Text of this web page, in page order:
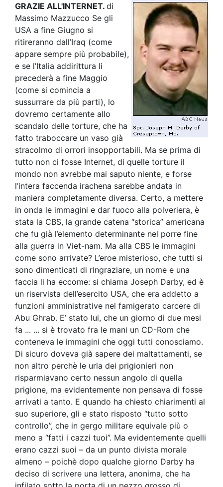
GRAZIE ALL'INTERNET. di
Massimo Mazzucco Se gli
USA a fine Giugno si
ritireranno dall’Iraq (come
appare sempre più probabile),
e se l’Italia addirittura li
precederà a fine Maggio
(come si comincia a
sussurrare da più parti), lo
dovremo certamente allo
scandalo delle torture, che ha
fatto traboccare un vaso già
stracolmo di orrori insopportabili. Ma se prima di
tutto non ci fosse Internet, di quelle torture il
mondo non avrebbe mai saputo niente, e forse
l’intera faccenda irachena sarebbe andata in
maniera completamente diversa. Certo, a mettere
in onda le immagini e dar fuoco alla polveriera, è
stata la CBS, la grande catena “storica” americana
che fu già l’elemento determinante nel porre fine
alla guerra in Viet-nam. Ma alla CBS le immagini
come sono arrivate? L’eroe misterioso, che tutti si
sono dimenticati di ringraziare, un nome e una
faccia li ha eccome: si chiama Joseph Darby, ed è
un riservista dell’esercito USA, che era addetto a
funzioni amministrative nel famigerato carcere di
Abu Ghrab. E’ stato lui, che un giorno di due mesi
fa ... ... si è trovato fra le mani un CD-Rom che
conteneva le immagini che oggi tutti conosciamo.
Di sicuro doveva già sapere dei maltattamenti, se
non altro perchè le urla dei prigionieri non
risparmiavano certo nessun angolo di quella
prigione, ma evidentemente non pensava di fosse
arrivati a tanto. E quando ha chiesto chiarimenti al
suo superiore, gli e stato risposto “tutto sotto
controllo”, che in gergo militare equivale più o
meno a “fatti i cazzi tuoi”. Ma evidentemente quelli
erano cazzi suoi – da un punto divista morale
almeno – poichè dopo qualche giorno Darby ha
deciso di scrivere una lettera, anonima, che ha